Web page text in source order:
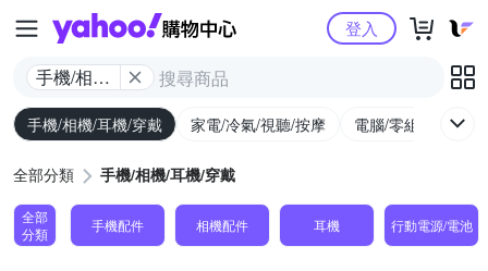
Yahoo購物中心
手機/相機/
耳機/穿戴
登入
手機/相機/耳機/穿戴 家電/冷氣/視聽/按摩 電腦/零組件/週邊/
全部分類 手機/相機/耳機/穿戴
全部
分類
手機配件 相機配件 耳機 行動電源/電池